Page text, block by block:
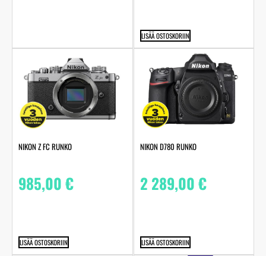
LISÄÄ OSTOSKORIIN
NIKON Z FC RUNKO
985,00€
LISÄÄ OSTOSKORIIN
NIKON D780 RUNKO
2 289,00€
LISÄÄ OSTOSKORIIN